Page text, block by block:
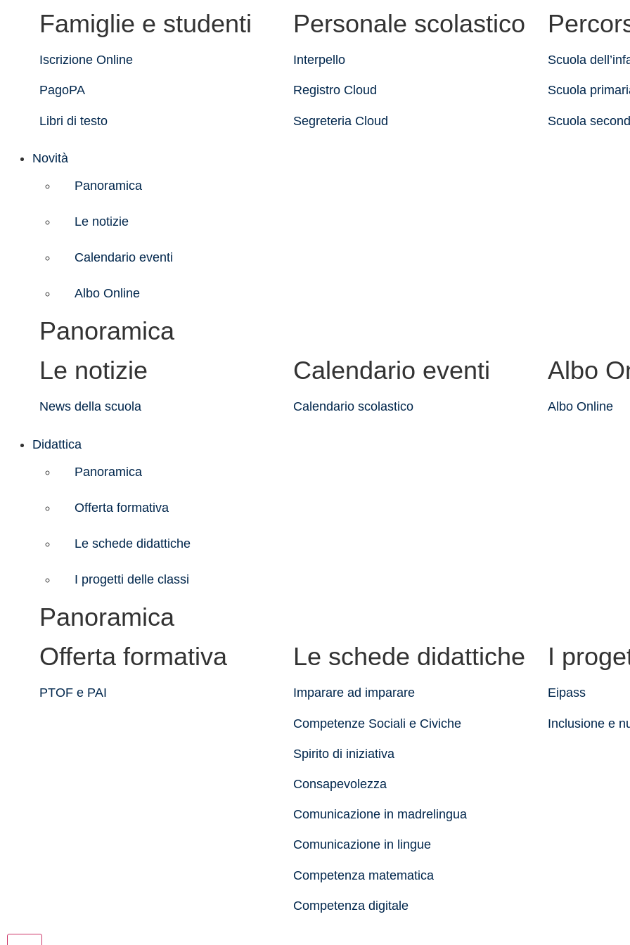
Famiglie e studenti
Iscrizione Online
PagoPA
Libri di testo
Personale scolastico
Interpello
Registro Cloud
Segreteria Cloud
Scuola
Scuola
Scuola
Novità
Panoramica
Le notizie
Calendario eventi
Albo Online
Panoramica
Le notizie
News della scuola
Calendario eventi
Calendario scolastico
Albo
Albo Online
Didattica
Panoramica
Offerta formativa
Le schede didattiche
I progetti delle classi
Panoramica
Offerta formativa
PTOF e PAI
Le schede didattiche
Imparare ad imparare
Competenze Sociali e Civiche
Spirito di iniziativa
Consapevolezza
Comunicazione in madrelingua
Comunicazione in lingue
Competenza matematica
Competenza digitale
I
Eipass
Inclusione e